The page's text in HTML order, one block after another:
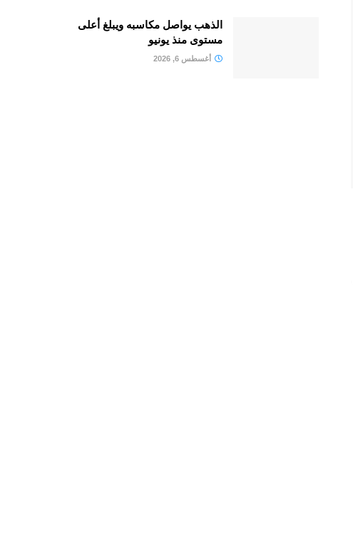
الذهب يواصل مكاسبه ويبلغ أعلى
مستوى منذ يونيو
أغسطس 6, 2026